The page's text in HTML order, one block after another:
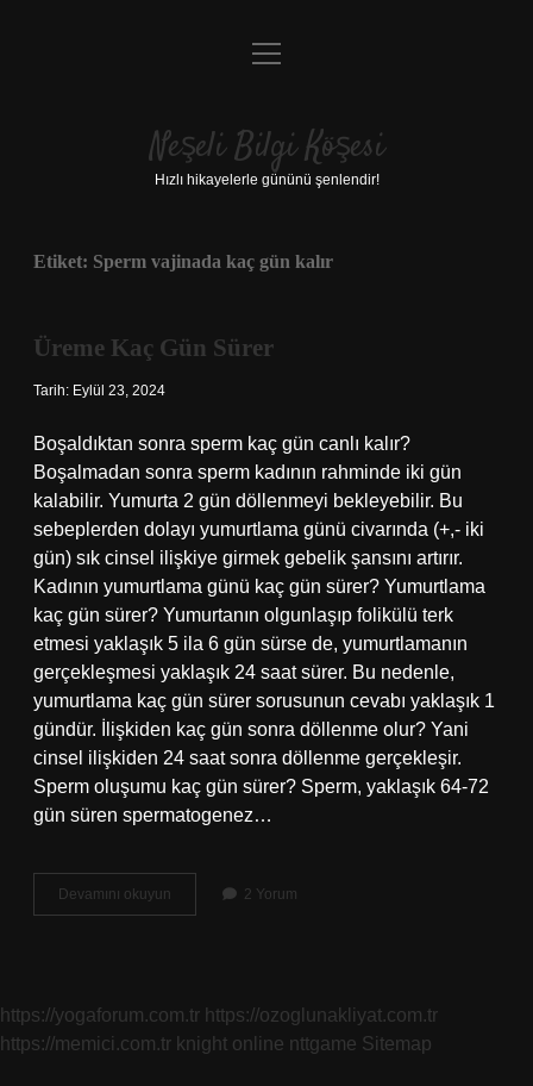
Anasayfa
Yasal Uyarı
menüyü
Neşeli Bilgi Köşesi
Hızlı hikayelerle gününü şenlendir!
Etiket: Sperm vajinada kaç gün kalır
Üreme Kaç Gün Sürer
Tarih: Eylül 23, 2024
Boşaldıktan sonra sperm kaç gün canlı kalır?
Boşalmadan sonra sperm kadının rahminde iki gün
kalabilir. Yumurta 2 gün döllenmeyi bekleyebilir. Bu
sebeplerden dolayı yumurtlama günü civarında (+,- iki
gün) sık cinsel ilişkiye girmek gebelik şansını artırır.
Kadının yumurtlama günü kaç gün sürer? Yumurtlama
kaç gün sürer? Yumurtanın olgunlaşıp folikülü terk
etmesi yaklaşık 5 ila 6 gün sürse de, yumurtlamanın
gerçekleşmesi yaklaşık 24 saat sürer. Bu nedenle,
yumurtlama kaç gün sürer sorusunun cevabı yaklaşık 1
gündür. İlişkiden kaç gün sonra döllenme olur? Yani
cinsel ilişkiden 24 saat sonra döllenme gerçekleşir.
Sperm oluşumu kaç gün sürer? Sperm, yaklaşık 64-72
gün süren spermatogenez…
Devamını okuyun
Kaç
2 Yorum
https://yogaforum.com.tr https://ozoglunakliyat.com.tr
https://memici.com.tr knight online nttgame Sitemap